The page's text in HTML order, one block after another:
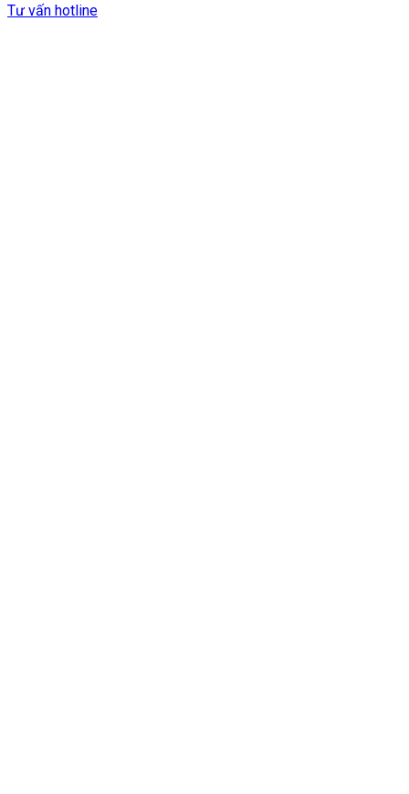
Tư vấn hotline